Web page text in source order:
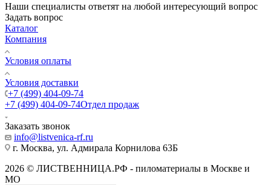
Наши специалисты ответят на любой интересующий вопрос
Задать вопрос
Каталог
Компания
Условия оплаты
Условия доставки
+7 (499) 404-09-74
+7 (499) 404-09-74Отдел продаж
Заказать звонок
info@listvenica-rf.ru
г. Москва, ул. Адмирала Корнилова 63Б
2026 © ЛИСТВЕННИЦА.РФ - пиломатериалы в Москве и
МО